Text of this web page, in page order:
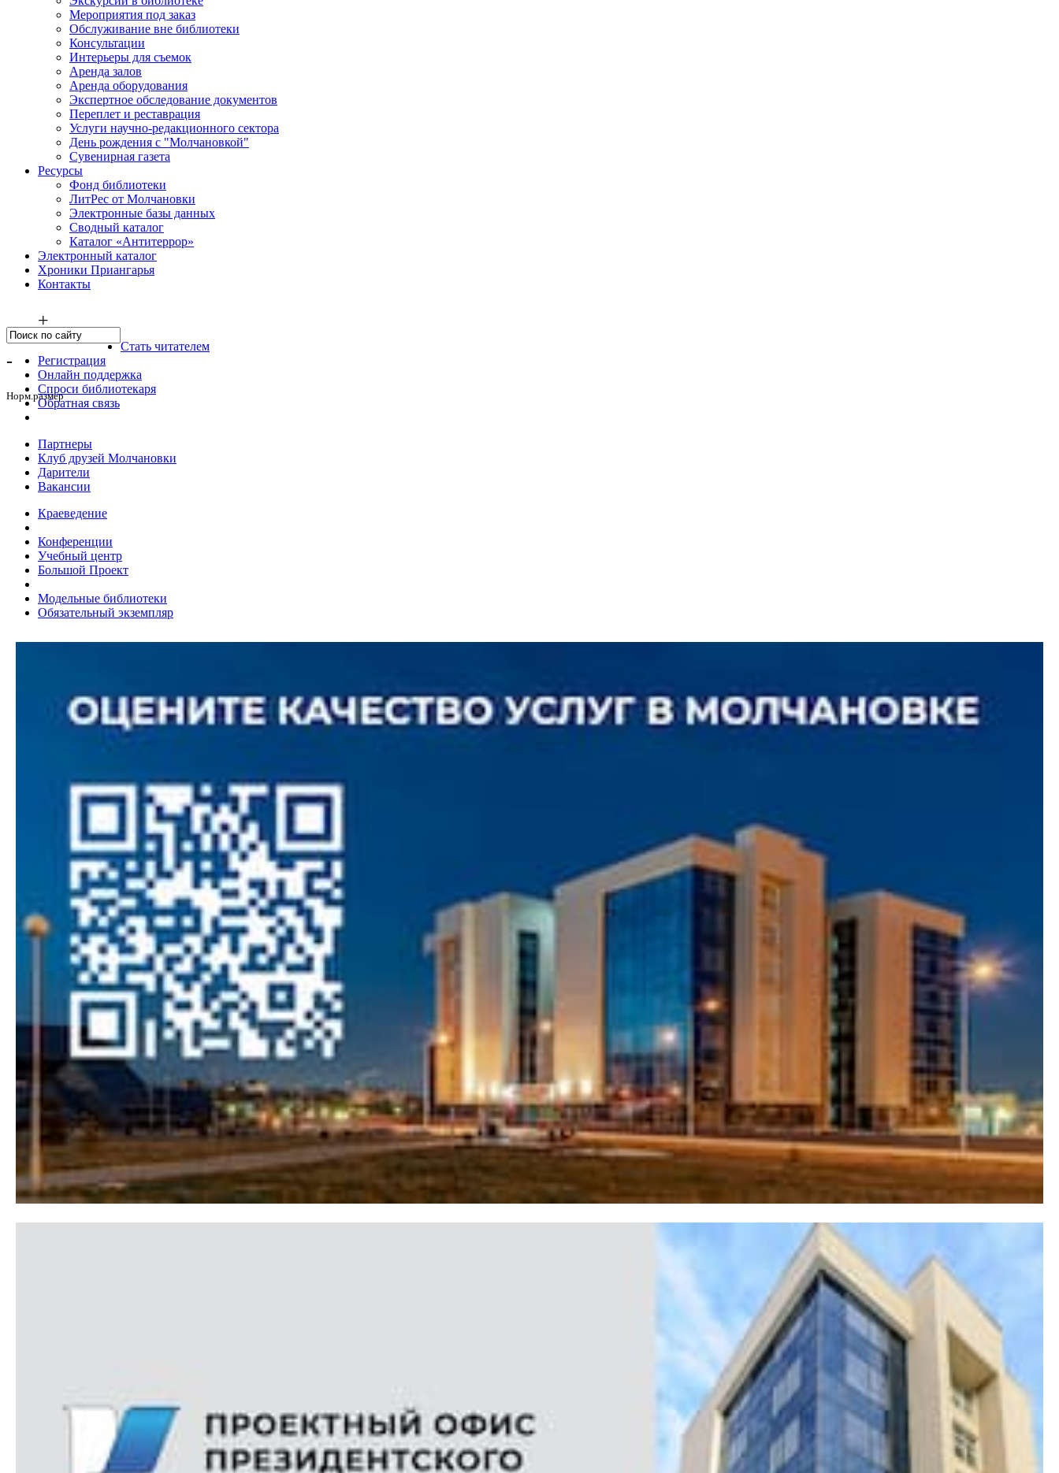
Мероприятия под заказ
Обслуживание вне библиотеки
Консультации
Интерьеры для съемок
Аренда залов
Аренда оборудования
Экспертное обследование документов
Переплет и реставрация
Услуги научно-редакционного сектора
День рождения с "Молчановкой"
Сувенирная газета
Ресурсы
Фонд библиотеки
ЛитРес от Молчановки
Электронные базы данных
Сводный каталог
Каталог «Антитеррор»
Электронный каталог
Хроники Приангарья
Контакты
+
-
Норм.размер
Стать читателем
Регистрация
Онлайн поддержка
Спроси библиотекаря
Обратная связь
Партнеры
Клуб друзей Молчановки
Дарители
Вакансии
Краеведение
Конференции
Учебный центр
Большой Проект
Модельные библиотеки
Обязательный экземпляр